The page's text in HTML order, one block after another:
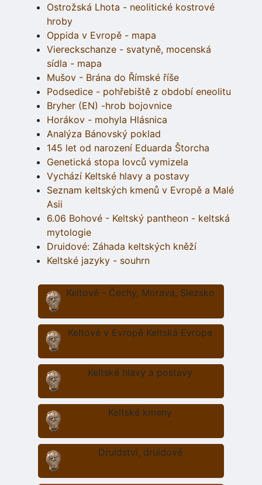
Ostrožská Lhota - neolitické kostrové
hroby
Oppida v Evropě - mapa
Viereckschanze - svatyně, mocenská
sídla - mapa
Mušov - Brána do Římské říše
Podsedice - pohřebiště z období eneolitu
Bryher (EN) -hrob bojovnice
Horákov - mohyla Hlásnica
Analýza Bánovský poklad
145 let od narození Eduarda Štorcha
Genetická stopa lovců vymizela
Vychází Keltské hlavy a postavy
Seznam keltských kmenů v Evropě a Malé
Asii
6.06 Bohové - Keltský pantheon - keltská
mytologie
Druidové: Záhada keltských kněží
Keltské jazyky - souhrn
Keltové - Čechy, Morava, Slezsko
Keltové v Evropě Keltská Evropa
Keltské hlavy a postavy
Keltské kmeny
Druidství, druidové